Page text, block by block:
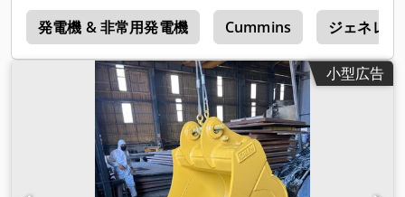
発電機 & 非常用発電機 Cummins ジェネレ
小型広告